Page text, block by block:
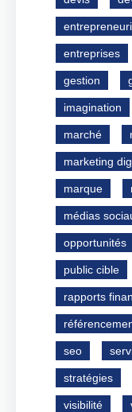
entreprises
gestion
imagination
marché
marketing
marque
médias
opportunités
public cible
rapports
seo
stratégies
visibilité